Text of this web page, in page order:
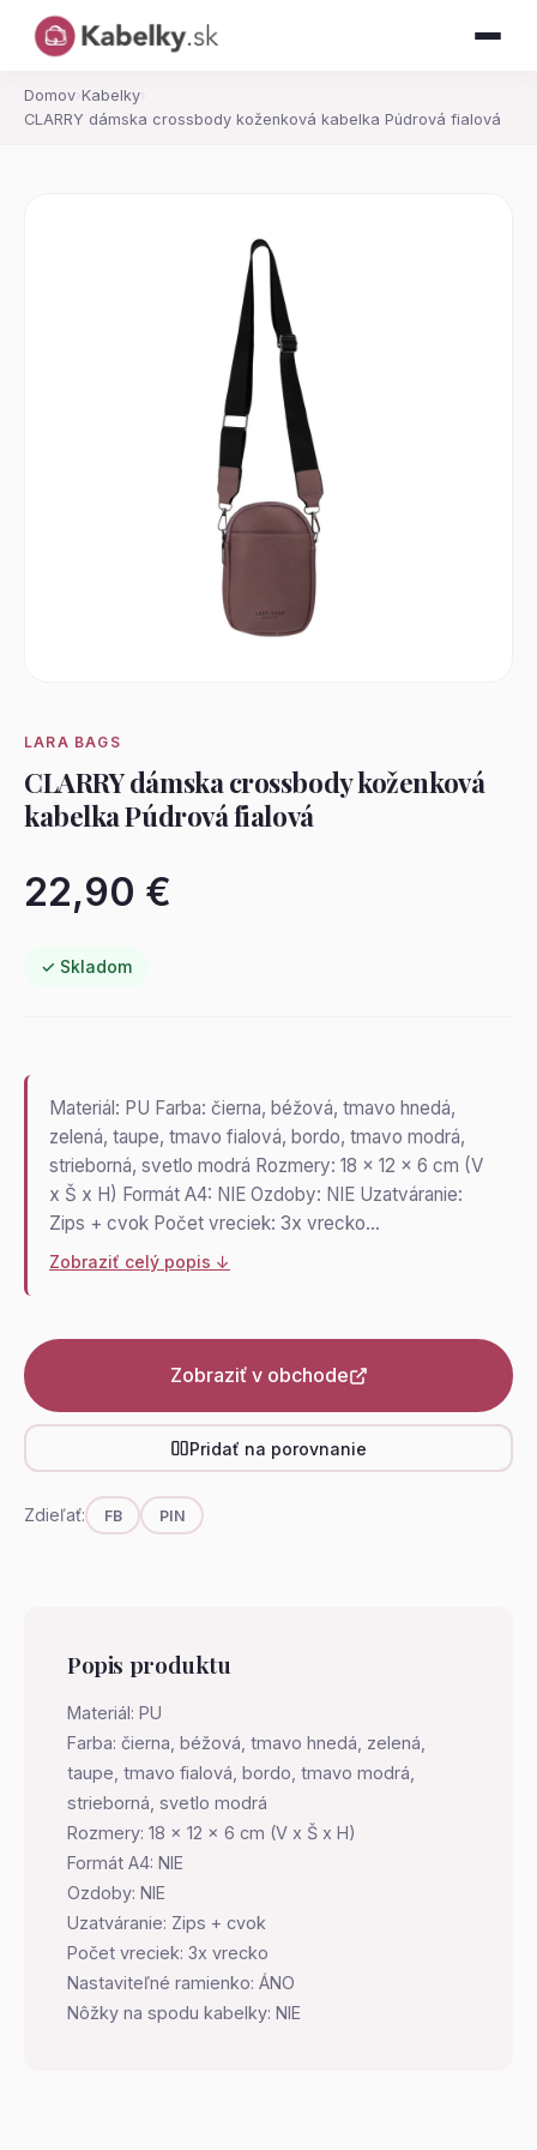
Domov› Kabelky›
CLARRY dámska crossbody koženková kabelka Púdrová fialová
LARA BAGS
CLARRY dámska crossbody koženková
kabelka Púdrová fialová
22,90 €
✓ Skladom
Materiál: PU Farba: čierna, béžová, tmavo hnedá,
zelená, taupe, tmavo fialová, bordo, tmavo modrá,
strieborná, svetlo modrá Rozmery: 18 x 12 x 6 cm (V
x Š x H) Formát A4: NIE Ozdoby: NIE Uzatváranie:
Zips + cvok Počet vreciek: 3x vrecko…
Zobraziť celý popis ↓
Zobraziť v obchode
Pridať na porovnanie
Zdieľať: FB PIN
Popis produktu
Materiál: PU
Farba: čierna, béžová, tmavo hnedá, zelená,
taupe, tmavo fialová, bordo, tmavo modrá,
strieborná, svetlo modrá
Rozmery: 18 x 12 x 6 cm (V x Š x H)
Formát A4: NIE
Ozdoby: NIE
Uzatváranie: Zips + cvok
Počet vreciek: 3x vrecko
Nastaviteľné ramienko: ÁNO
Nôžky na spodu kabelky: NIE